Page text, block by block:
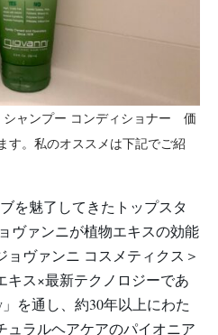
シャンプー コンディショナー 価
す。私のオススメは下記でご紹
を魅了してきたトップスタ
ヴァンニが植物エキスの効能
ョヴァンニ コスメティクス＞
キス×最新テクノロジーであ
」を通し、約30年以上にわた
ュラルヘアケアのパイオニア